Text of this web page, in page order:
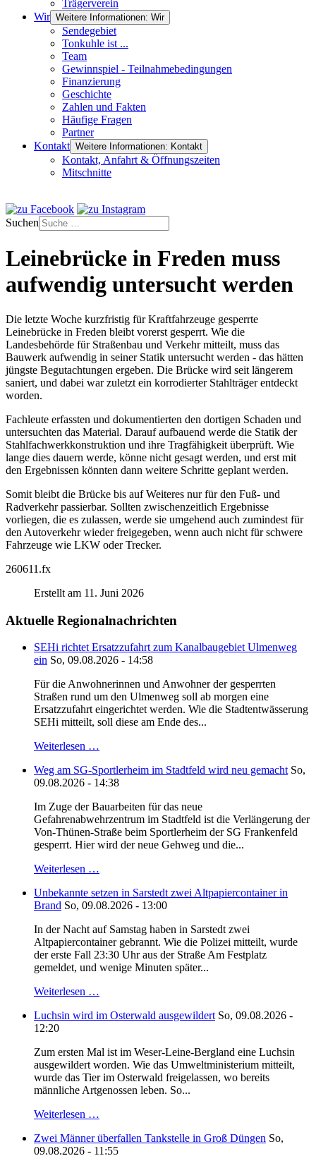
Trägerverein
Wir Weitere Informationen: Wir
Sendegebiet
Tonkuhle ist ...
Team
Gewinnspiel - Teilnahmebedingungen
Finanzierung
Geschichte
Zahlen und Fakten
Häufige Fragen
Partner
Kontakt Weitere Informationen: Kontakt
Kontakt, Anfahrt & Öffnungszeiten
Mitschnitte
Suchen
Leinebrücke in Freden muss
aufwendig untersucht werden
Die letzte Woche kurzfristig für Kraftfahrzeuge gesperrte
Leinebrücke in Freden bleibt vorerst gesperrt. Wie die
Landesbehörde für Straßenbau und Verkehr mitteilt, muss das
Bauwerk aufwendig in seiner Statik untersucht werden - das hätten
jüngste Begutachtungen ergeben. Die Brücke wird seit längerem
saniert, und dabei war zuletzt ein korrodierter Stahlträger entdeckt
worden.
Fachleute erfassten und dokumentierten den dortigen Schaden und
untersuchten das Material. Darauf aufbauend werde die Statik der
Stahlfachwerkkonstruktion und ihre Tragfähigkeit überprüft. Wie
lange dies dauern werde, könne nicht gesagt werden, und erst mit
den Ergebnissen könnten dann weitere Schritte geplant werden.
Somit bleibt die Brücke bis auf Weiteres nur für den Fuß- und
Radverkehr passierbar. Sollten zwischenzeitlich Ergebnisse
vorliegen, die es zulassen, werde sie umgehend auch zumindest für
den Autoverkehr wieder freigegeben, wenn auch nicht für schwere
Fahrzeuge wie LKW oder Trecker.
260611.fx
Erstellt am 11. Juni 2026
Aktuelle Regionalnachrichten
SEHi richtet Ersatzzufahrt zum Kanalbaugebiet Ulmenweg
ein So, 09.08.2026 - 14:58
Für die Anwohnerinnen und Anwohner der gesperrten
Straßen rund um den Ulmenweg soll ab morgen eine
Ersatzzufahrt eingerichtet werden. Wie die Stadtentwässerung
SEHi mitteilt, soll diese am Ende des...
Weiterlesen …
Weg am SG-Sportlerheim im Stadtfeld wird neu gemacht So,
09.08.2026 - 14:38
Im Zuge der Bauarbeiten für das neue
Gefahrenabwehrzentrum im Stadtfeld ist die Verlängerung der
Von-Thünen-Straße beim Sportlerheim der SG Frankenfeld
gesperrt. Hier wird der neue Gehweg und die...
Weiterlesen …
Unbekannte setzen in Sarstedt zwei Altpapiercontainer in
Brand So, 09.08.2026 - 13:00
In der Nacht auf Samstag haben in Sarstedt zwei
Altpapiercontainer gebrannt. Wie die Polizei mitteilt, wurde
der erste Fall 23:30 Uhr aus der Straße Am Festplatz
gemeldet, und wenige Minuten später...
Weiterlesen …
Luchsin wird im Osterwald ausgewildert So, 09.08.2026 -
12:20
Zum ersten Mal ist im Weser-Leine-Bergland eine Luchsin
ausgewildert worden. Wie das Umweltministerium mitteilt,
wurde das Tier im Osterwald freigelassen, wo bereits
männliche Artgenossen leben. So...
Weiterlesen …
Zwei Männer überfallen Tankstelle in Groß Düngen So,
09.08.2026 - 11:55